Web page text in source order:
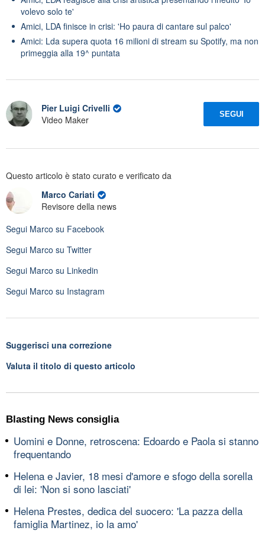
volevo solo te'
Amici, LDA finisce in crisi: 'Ho paura di cantare sul palco'
Amici: Lda supera quota 16 milioni di stream su Spotify, ma non
primeggia alla 19^ puntata
Pier Luigi Crivelli
Video Maker
SEGUI
Questo articolo è stato curato e verificato da
Marco Cariati
Revisore della news
Segui Marco su Facebook
Segui Marco su Twitter
Segui Marco su Linkedin
Segui Marco su Instagram
Suggerisci una correzione
Valuta il titolo di questo articolo
Blasting News consiglia
Uomini e Donne, retroscena: Edoardo e Paola si stanno
frequentando
Helena e Javier, 18 mesi d'amore e sfogo della sorella
di lei: 'Non si sono lasciati'
Helena Prestes, dedica del suocero: 'La pazza della
famiglia Martinez, io la amo'